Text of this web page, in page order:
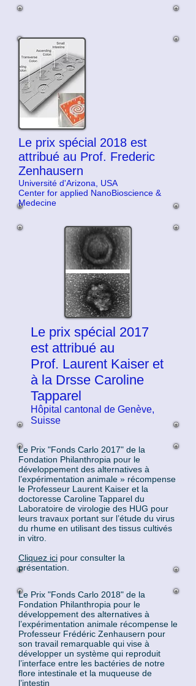
Le prix spécial 2018 est
attribué au Prof. Frederic
Zenhausern
Université d'Arizona, USA
Center for applied NanoBioscience &
Medecine
Le prix spécial 2017
est attribué au
Prof. Laurent Kaiser et
à la Drsse Caroline
Tapparel
Hôpital cantonal de Genève,
Suisse
Le Prix "Fonds Carlo 2017" de la
Fondation Philanthropia pour le
développement des alternatives à
l’expérimentation animale » récompense
le Professeur Laurent Kaiser et la
doctoresse Caroline Tapparel du
Laboratoire de virologie des HUG pour
leurs travaux portant sur l’étude du virus
du rhume en utilisant des tissus cultivés
in vitro.
Cliquez ici pour consulter la
présentation.
Le Prix "Fonds Carlo 2018" de la
Fondation Philanthropia pour le
développement des alternatives à
l’expérimentation animale récompense le
Professeur Frédéric Zenhausern pour
son travail remarquable qui vise à
développer un système qui reproduit
l’interface entre les bactéries de notre
flore intestinale et la muqueuse de
l’intestin